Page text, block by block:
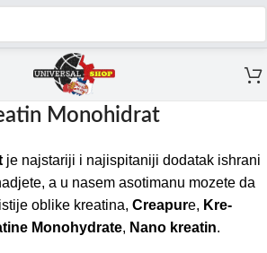
Monohidrat
je najstariji i najispitaniji dodatak ishrani
a u nasem asotimanu mozete da
oblike kreatina, Creapure, Kre-
Monohydrate, Nano kreatin.